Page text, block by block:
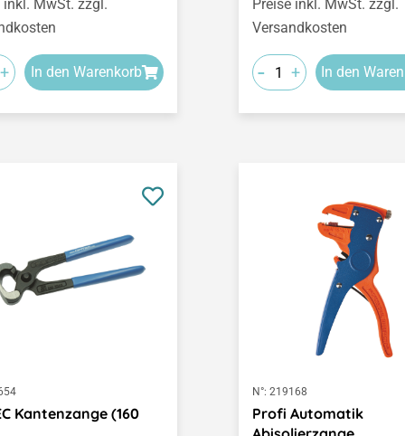
inkl. MwSt. zzgl.
+ In den Warenkorb
Preise inkl. MwSt. zzgl.
Versandkosten
- + In den
Kantenzange (160
N°: 219168
Profi Automatik